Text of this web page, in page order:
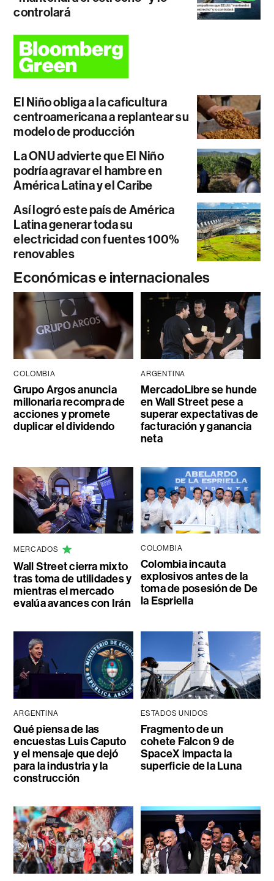
controlará
El Niño obliga a la caficultura
centroamericana a replantear su
modelo de producción
La ONU advierte que El Niño
podría agravar el hambre en
América Latina y el Caribe
Así logró este país de América
Latina generar toda su
electricidad con fuentes 100%
renovables
Económicas e internacionales
COLOMBIA
Grupo Argos anuncia
millonaria recompra de
acciones y promete
duplicar el dividendo
ARGENTINA
MercadoLibre se hunde
en Wall Street pese a
superar expectativas de
facturación y ganancia
neta
MERCADOS
Wall Street cierra mixto
tras toma de utilidades y
mientras el mercado
evalúa avances con Irán
COLOMBIA
Colombia incauta
explosivos antes de la
toma de posesión de De
la Espriella
ARGENTINA
Qué piensa de las
encuestas Luis Caputo
y el mensaje que dejó
para la industria y la
construcción
ESTADOS UNIDOS
Fragmento de un
cohete Falcon 9 de
SpaceX impacta la
superficie de la Luna